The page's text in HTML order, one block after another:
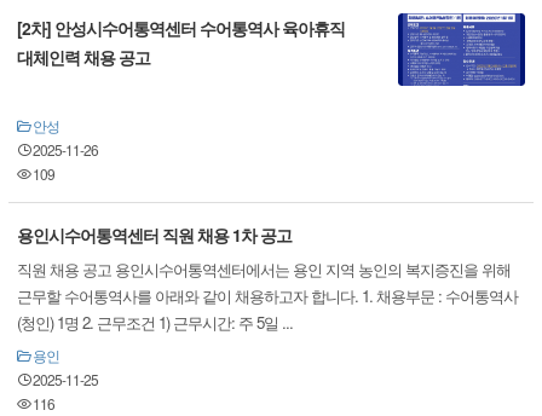
[2차] 안성시수어통역센터 수어통역사 육아휴직
대체인력 채용 공고
안성
2025-11-26
109
용인시수어통역센터 직원 채용 1차 공고
직원 채용 공고 용인시수어통역센터에서는 용인 지역 농인의 복지증진을 위해
근무할 수어통역사를 아래와 같이 채용하고자 합니다. 1. 채용부문 : 수어통역사
(청인) 1명 2. 근무조건 1) 근무시간: 주 5일 ...
용인
2025-11-25
116